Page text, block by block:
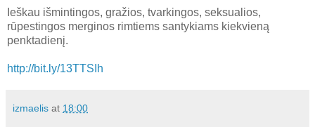
Ieškau išmintingos, gražios, tvarkingos, seksualios,
rūpestingos merginos rimtiems santykiams kiekvieną
penktadienį.
http://bit.ly/13TTSIh
izmaelis at 18:00